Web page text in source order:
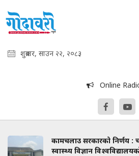
शुक्रबार, साउन २२, २०८३
Online
कामचलाउ सरकारको निर्णय :
स्वास्थ्य विज्ञान